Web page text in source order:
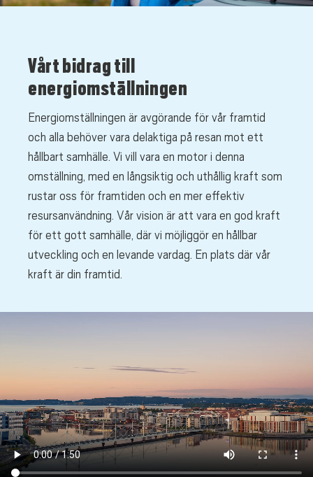
Vårt bidrag till
energiomställningen
Energiomställningen är avgörande för vår framtid
och alla behöver vara delaktiga på resan mot ett
hållbart samhälle. Vi vill vara en motor i denna
omställning, med en långsiktig och uthållig kraft som
rustar oss för framtiden och en mer effektiv
resursanvändning. Vår vision är att vara en god kraft
för ett gott samhälle, där vi möjliggör en hållbar
utveckling och en levande vardag. En plats där vår
kraft är din framtid.